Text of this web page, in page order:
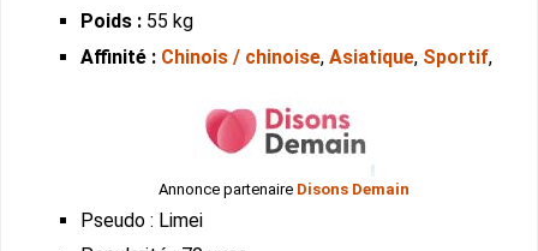
Poids : 55 kg
Affinité : Chinois / chinoise,Asiatique, Sportif,
Annonce partenaire Disons Demain
Pseudo : Limei